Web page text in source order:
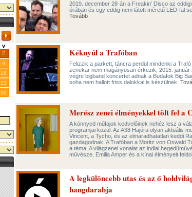
v
2
9
16
23
30
2019. december 28-án a Freakin’ Disco az
órában és egy eddig nem látott méretű LED-fal
Tovább
Kéknyúl a Trafóban
Felizzik a parkett, táncra perdül mindenki a
zenekar nem magányosan érkezik, 2015.
végre bigband koncertet adnak a Budafok Big
soha nem hallott friss dalokkal is készülnek.
Merész zenei élményekkel tölt fel a
A könnyed műfajok kedvelőinek nehéz lesz a
programjai közül. Az A38 Hajóra olyan aktuális
Vincent, a Tycho, és az elmaradhatatlan keddi
gazdagodnak. A Trafóban a Moritz von Oswald
a téma. A világzenei vonalat az indiai
művésze, Emilia Amper és a kínai élményeit
A legkülöncebb utas és az ő
hangdarabja